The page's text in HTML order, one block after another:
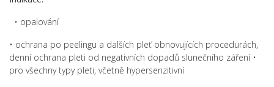
• opalování
• ochrana po peelingu a dalších pleť obnovujících procedurách,
denní ochrana pleti od negativních dopadů slunečního záření •
pro všechny typy pleti, včetně hypersenzitivní